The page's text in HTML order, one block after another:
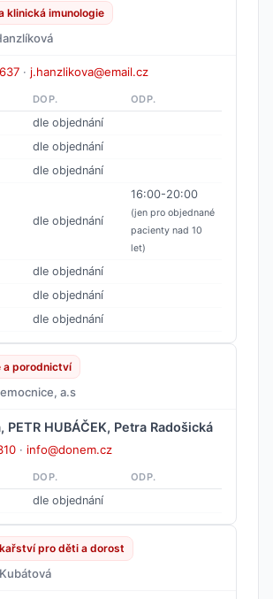
klinická imunologie
· j.hanzlikova@email.cz
DOP. ODP.
dle objednání
dle objednání
dle objednání
dle objednání
16:00-20:00
(jen pro objednané
pacienty nad 10
let)
dle objednání
dle objednání
dle objednání
a porodnictví
a.s
PETR HUBÁČEK, Petra Radošická
· info@donem.cz
DOP. ODP.
dle objednání
pro děti a dorost